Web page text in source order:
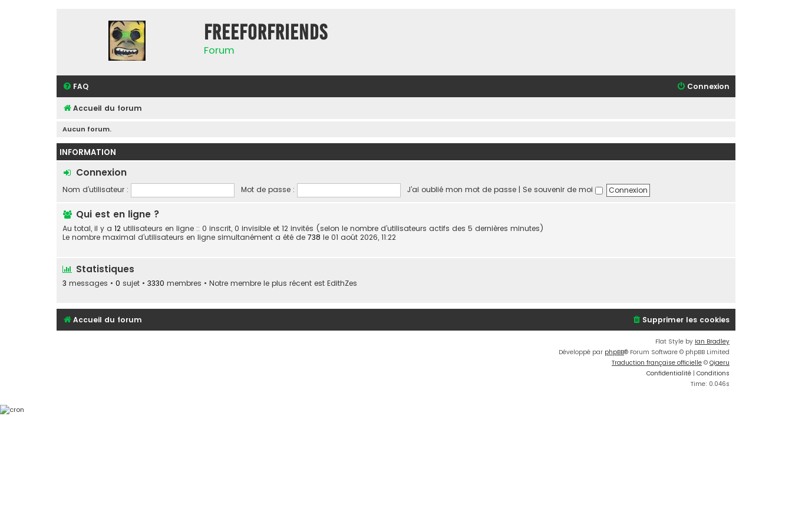
FreeForFriends
Forum
FAQ Connexion
Accueil du forum
Aucun forum.
INFORMATION
Connexion
Nom d’utilisateur : Mot de passe : J’ai oublié mon mot de passe | Se souvenir de moi
Qui est en ligne ?
Au total, il y a 12 utilisateurs en ligne :: 0 inscrit, 0 invisible et 12 invités (selon le nombre d’utilisateurs actifs des 5 dernières minutes)
Le nombre maximal d’utilisateurs en ligne simultanément a été de 738 le 01 août 2026, 11:22
Statistiques
3 messages • 0 sujet • 3330 membres • Notre membre le plus récent est EdithZes
Accueil du forum Supprimer les cookies
Flat Style by Ian Bradley
Développé par phpBB® Forum Software © phpBB Limited
Traduction française officielle © Qiaeru
Confidentialité | Conditions
Time: 0.046s